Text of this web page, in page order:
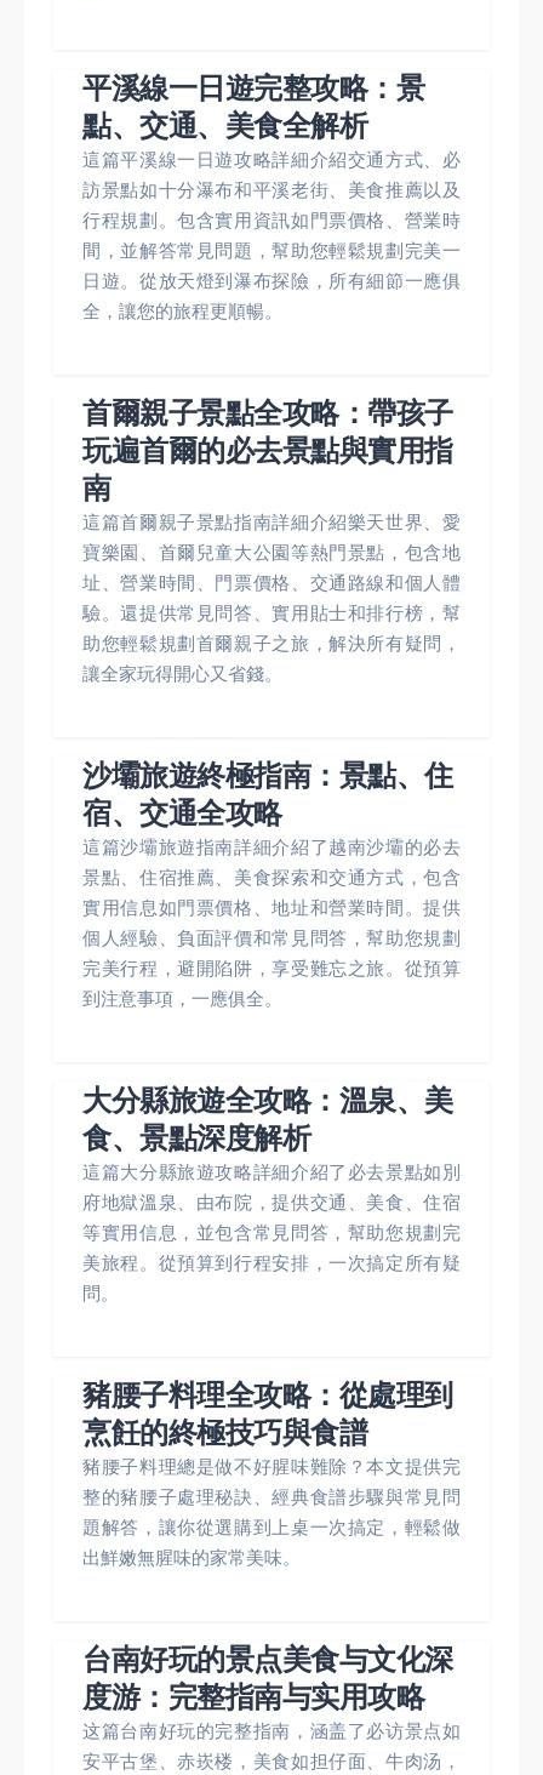
平溪線一日遊完整攻略：景
點、交通、美食全解析
這篇平溪線一日遊攻略詳細介紹交通方式、必
訪景點如十分瀑布和平溪老街、美食推薦以及
行程規劃。包含實用資訊如門票價格、營業時
間，並解答常見問題，幫助您輕鬆規劃完美一
日遊。從放天燈到瀑布探險，所有細節一應俱
全，讓您的旅程更順暢。
首爾親子景點全攻略：帶孩子
玩遍首爾的必去景點與實用指
南
這篇首爾親子景點指南詳細介紹樂天世界、愛
寶樂園、首爾兒童大公園等熱門景點，包含地
址、營業時間、門票價格、交通路線和個人體
驗。還提供常見問答、實用貼士和排行榜，幫
助您輕鬆規劃首爾親子之旅，解決所有疑問，
讓全家玩得開心又省錢。
沙壩旅遊終極指南：景點、住
宿、交通全攻略
這篇沙壩旅遊指南詳細介紹了越南沙壩的必去
景點、住宿推薦、美食探索和交通方式，包含
實用信息如門票價格、地址和營業時間。提供
個人經驗、負面評價和常見問答，幫助您規劃
完美行程，避開陷阱，享受難忘之旅。從預算
到注意事項，一應俱全。
大分縣旅遊全攻略：溫泉、美
食、景點深度解析
這篇大分縣旅遊攻略詳細介紹了必去景點如別
府地獄溫泉、由布院，提供交通、美食、住宿
等實用信息，並包含常見問答，幫助您規劃完
美旅程。從預算到行程安排，一次搞定所有疑
問。
豬腰子料理全攻略：從處理到
烹飪的終極技巧與食譜
豬腰子料理總是做不好腥味難除？本文提供完
整的豬腰子處理秘訣、經典食譜步驟與常見問
題解答，讓你從選購到上桌一次搞定，輕鬆做
出鮮嫩無腥味的家常美味。
台南好玩的景点美食与文化深
度游：完整指南与实用攻略
这篇台南好玩的完整指南，涵盖了必访景点如
安平古堡、赤崁楼，美食如担仔面、牛肉汤，